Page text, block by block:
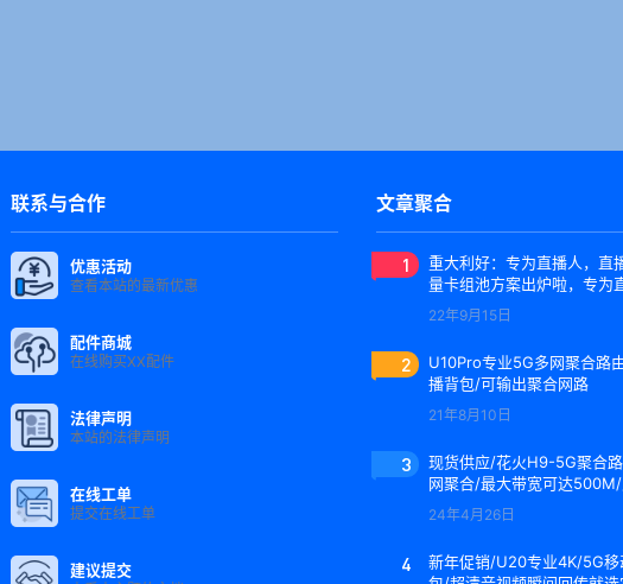
联系与合作
优惠活动
查看本站的最新优惠
配件商城
在线购买XX配件
法律声明
本站的法律声明
在线工单
提交在线工单
建议提交
文章聚合
1
重大利好：专为直播人，直
量卡组池方案出炉啦，专为
使用，没有之一
22年9月15日
2
U10Pro专业5G多网聚合路
播背包/可输出聚合网路
21年8月10日
3
现货供应/花火H9-5G聚合
网聚合/最大带宽可达
制便携箱
24年4月26日
4
新年促销/U20专业4K/5G移